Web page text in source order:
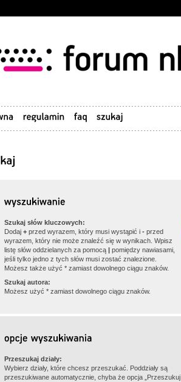
Szukaj słów kluczowych:
Dodaj + przed wyrazem, który musi wystąpić i - przed
wyrazem, który nie może znaleźć się w wynikach. Wpisz
listę słów oddzielanych za pomocą
pomiędzy nawiasami,
jeśli tylko jedno z tych słów musi zostać znalezione.
Możesz także użyć * zamiast dowolnego ciągu znaków.
Szukaj autora:
Możesz użyć * zamiast dowolnego ciągu znaków.
Przeszukaj działy:
Wybierz działy, które chcesz przeszukać. Poddziały są
przeszukiwane automatycznie, chyba że opcja „Przeszukuj